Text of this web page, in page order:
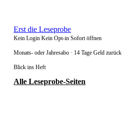
Erst die Leseprobe
Kein Login Kein Opt-in Sofort öffnen
Monats- oder Jahresabo · 14 Tage Geld zurück
Blick ins Heft
Alle Leseprobe-Seiten